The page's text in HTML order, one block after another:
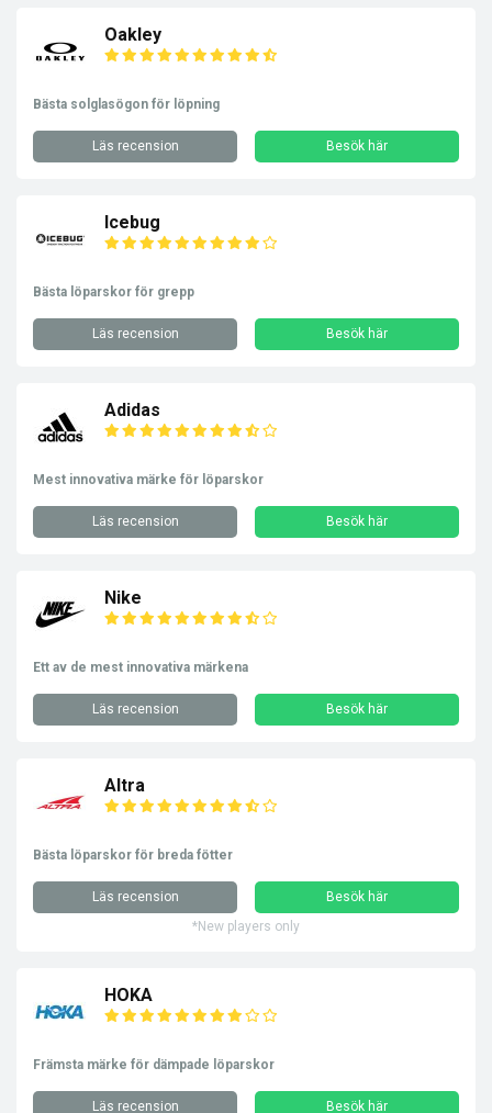
Oakley
Bästa solglasögon för löpning
Läs recension Besök här
Icebug
Bästa löparskor för grepp
Läs recension Besök här
Adidas
Mest innovativa märke för löparskor
Läs recension Besök här
Nike
Ett av de mest innovativa märkena
Läs recension Besök här
Altra
Bästa löparskor för breda fötter
Läs recension
Besök här
*New players only
HOKA
Främsta märke för dämpade löparskor
Läs recension Besök här